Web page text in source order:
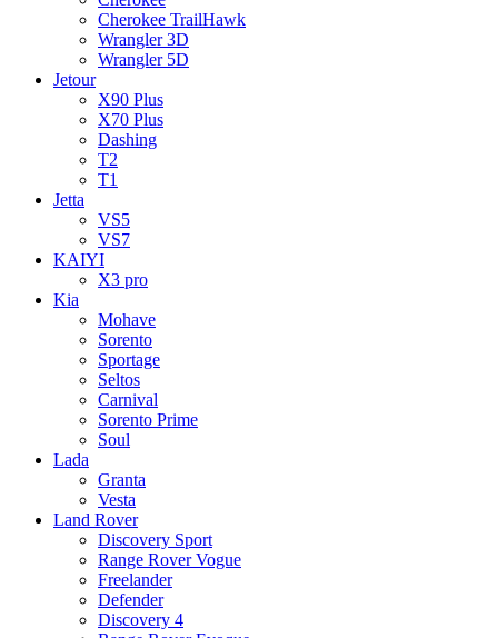
Cherokee TrailHawk
Wrangler 3D
Wrangler 5D
Jetour
X90 Plus
X70 Plus
Dashing
T2
T1
Jetta
VS5
VS7
KAIYI
X3 pro
Kia
Mohave
Sorento
Sportage
Seltos
Carnival
Sorento Prime
Soul
Lada
Granta
Vesta
Land Rover
Discovery Sport
Range Rover Vogue
Freelander
Defender
Discovery 4